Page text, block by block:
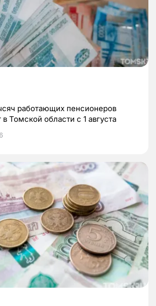
работающих пенсионеров
Томской области с 1 августа